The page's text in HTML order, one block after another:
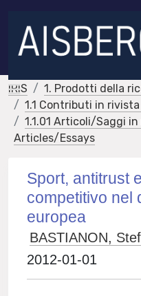
IRIS
1. Prodotti della
1.1 Contributi in
1.1.01 Articoli/Saggi
Articles/Essays
Sport, antitrust
competitivo nel
europea
BASTIANON,
2012-01-01